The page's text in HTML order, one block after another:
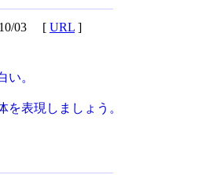
03 [ URL ]
。
表現しましょう。